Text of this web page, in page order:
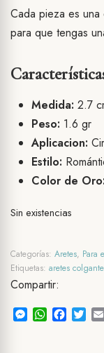
Cada pieza es
para que tengas
Medida: 2.7
Peso: 1.6 gr
Aplicacion:
Estilo:
Color de Oro:
Sin existencias
Categorías: Aretes, Para
Etiquetas: aretes
Compartir:
Messenger
WhatsApp